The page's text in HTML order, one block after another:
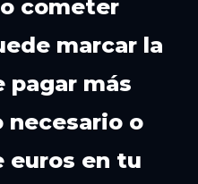
cometer
marcar la
más
necesario o
euros en tu